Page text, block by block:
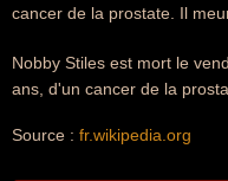
cancer de la prostate. Il
Nobby Stiles est mort le
ans, d'un cancer de la
Source : fr.wikipedia.org